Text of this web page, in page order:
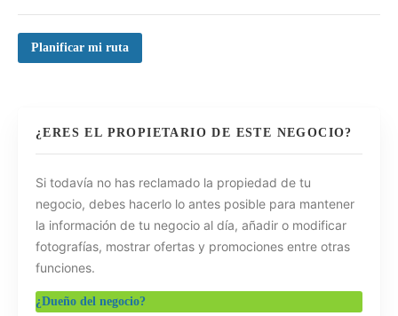
Planificar mi ruta
¿ERES EL PROPIETARIO DE ESTE NEGOCIO?
Si todavía no has reclamado la propiedad de tu
negocio, debes hacerlo lo antes posible para mantener
la información de tu negocio al día, añadir o modificar
fotografías, mostrar ofertas y promociones entre otras
funciones.
¿Dueño del negocio?